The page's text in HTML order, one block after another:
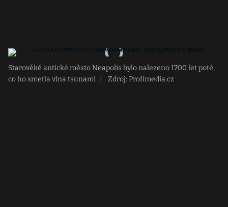
Starověké antické město Neapolis bylo nalezeno 1700 let poté,
co ho smetla vlna tsunami
Zdroj: Profimedia.cz